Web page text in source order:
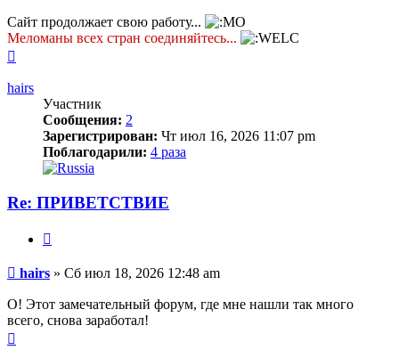
Сайт продолжает свою работу...
Меломаны всех стран соединяйтесь...
началу
hairs
Участник
Сообщения: 2
Зарегистрирован: Чт июл 16, 2026 11:07 pm
Поблагодарили: 4 раза
Re: ПРИВЕТСТВИЕ
Сообщение
hairs » Сб июл 18, 2026 12:48 am
О! Этот замечательный форум, где мне нашли так много
всего, снова заработал!